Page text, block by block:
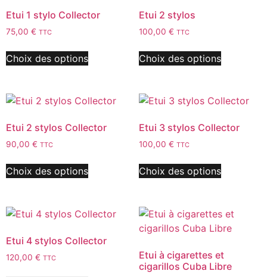
Etui 1 stylo Collector
75,00 € TTC
Choix des options
Etui 2 stylos
100,00 € TTC
Choix des options
Etui 2 stylos Collector
90,00 € TTC
Choix des options
Etui 3 stylos Collector
100,00 € TTC
Choix des options
Etui 4 stylos Collector
120,00 € TTC
Etui à cigarettes et
cigarillos Cuba Libre